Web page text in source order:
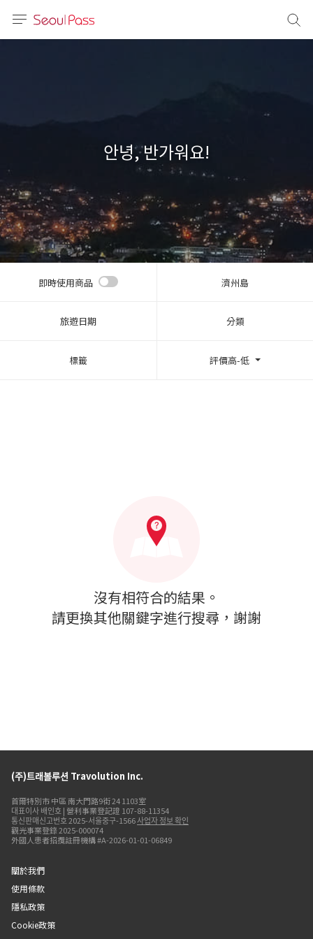
文 (台灣)
안녕, 반가워요!
即時使用商品 濟州島
旅遊日期 分類
標籤 評價高-低
沒有相符合的結果。
請更換其他關鍵字進行搜尋，謝謝
(주)트래볼루션 Travolution Inc.
首爾特別市 中區 南大門路9街 24 1103室
대표이사 배인호 | 營利事業登記證 107-88-11354
통신판매신고번호 2025-서울중구-1566사업자 정보 확인
觀光事業登錄 2025-000074
外國人患者招攬註冊機構 #A-2026-01-01-06849
關於我們
使用條款
隱私政策
Cookie政策